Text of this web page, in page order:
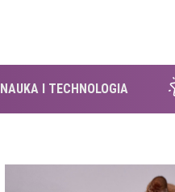
NAUKA I TECHNOLOGIA